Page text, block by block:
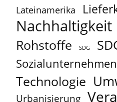
Lateinamerika
Nachhaltigkeit
Rohstoffe SDG
Sozialunternehmen
Technologie
Urbanisierung